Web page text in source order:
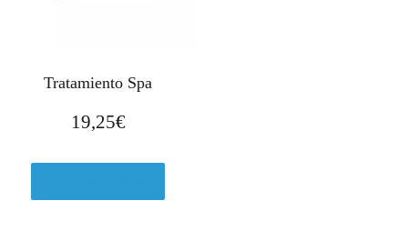
Tratamiento Spa
19,25€